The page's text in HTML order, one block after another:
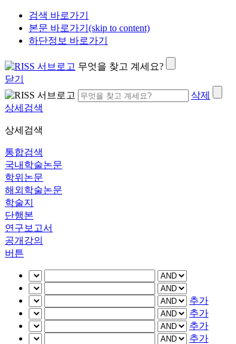
검색 바로가기
본문 바로가기(skip to content)
하단정보 바로가기
무엇을 찾고 계세요?
닫기
삭제
상세검색
상세검색
통합검색
국내학술논문
학위논문
해외학술논문
학술지
단행본
연구보고서
공개강의
버튼
추가
추가
추가
추가